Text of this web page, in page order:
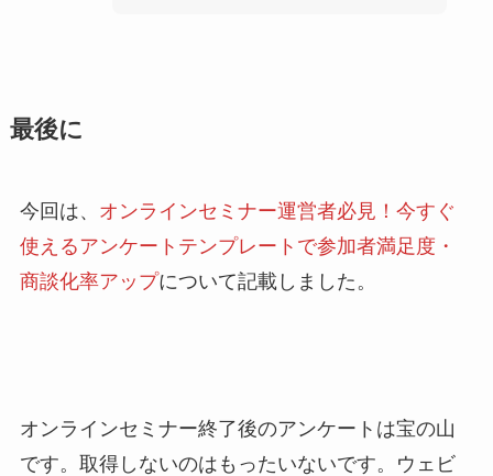
最後に
今回は、 オンラインセミナー運営者必見！今すぐ
使えるアンケートテンプレートで参加者満足度・
商談化率アップについて記載しました。
オンラインセミナー終了後のアンケートは宝の山
です。取得しないのはもったいないです。ウェビ